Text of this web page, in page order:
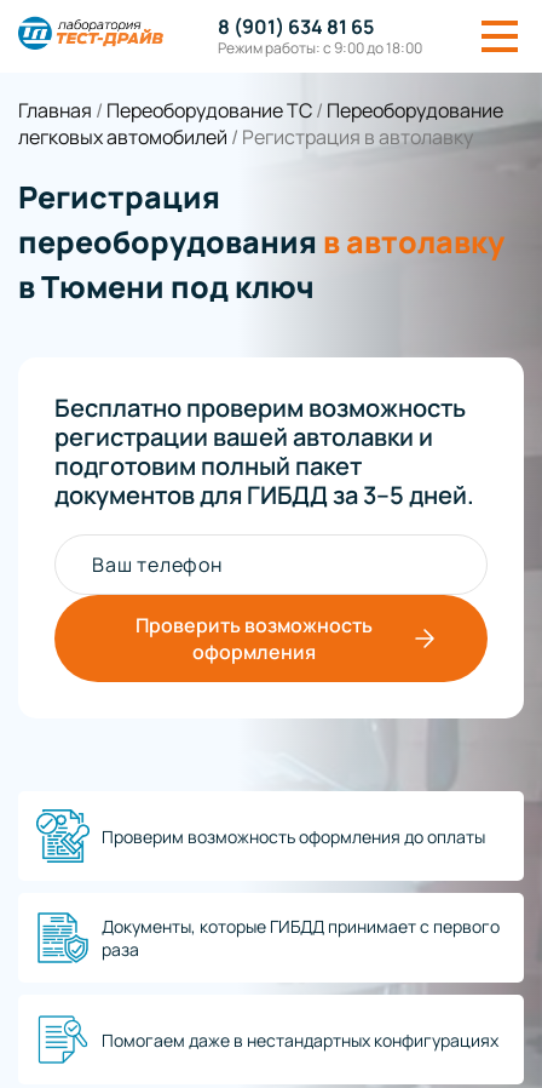
8 (901) 634 81 65
Режим работы: с 9:00 до 18:00
Главная / Переоборудование ТС/ Переоборудование
легковых автомобилей / Регистрация в автолавку
Регистрация
переоборудования в автолавку
в Тюмени под ключ
Бесплатно проверим возможность
регистрации вашей автолавки и
подготовим полный пакет
документов для ГИБДД за 3–5 дней.
Ваш телефон
Проверить возможность
оформления
Проверим возможность оформления до оплаты
Документы, которые ГИБДД принимает с первого
раза
Помогаем даже в нестандартных конфигурациях